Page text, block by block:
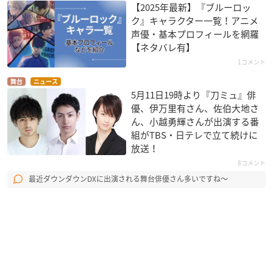
【2025年最新】『ブルーロッ
ク』キャラクター一覧！アニメ
声優・基本プロフィールを網羅
【ネタバレ有】
1コメント
舞台 ニュース
5月11日19時より『刀ミュ』俳
優、伊万里有さん、佐伯大地さ
ん、小越勇輝さんが出演する番
組がTBS・日テレで立て続けに
放送！
8コメント
最近ダウンダウンDXに出演される舞台俳優さん多いですね〜